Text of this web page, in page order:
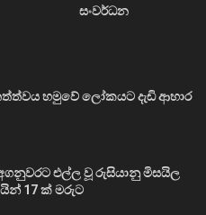
සංවර්ධන
හමුවේ ලෝකයට දැඩි ආහාර
එල්ල වූ රුසියානු මිසයිල
17 ක් මරුට